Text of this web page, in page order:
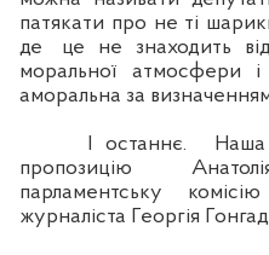
патякати про не ті
де це не знаходить
моральної атмосфери
аморальна за
І останнє. Наша
пропозицію
парламентську
журналіста Георгія